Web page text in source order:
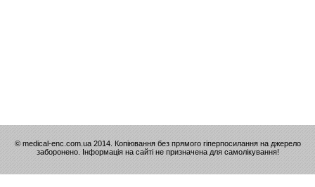
© medical-enc.com.ua 2014. Копіювання без прямого гіперпосилання на джерело
заборонено. Інформація на сайті не призначена для самолікування!